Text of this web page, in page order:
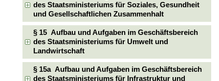
des Staatsministeriums für Soziales, Gesundheit
und Gesellschaftlichen Zusammenhalt
§ 15 Aufbau und Aufgaben im Geschäftsbereich
des Staatsministeriums für Umwelt und
Landwirtschaft
§ 15a Aufbau und Aufgaben im Geschäftsbereich
des Staatsministeriums für Infrastruktur und